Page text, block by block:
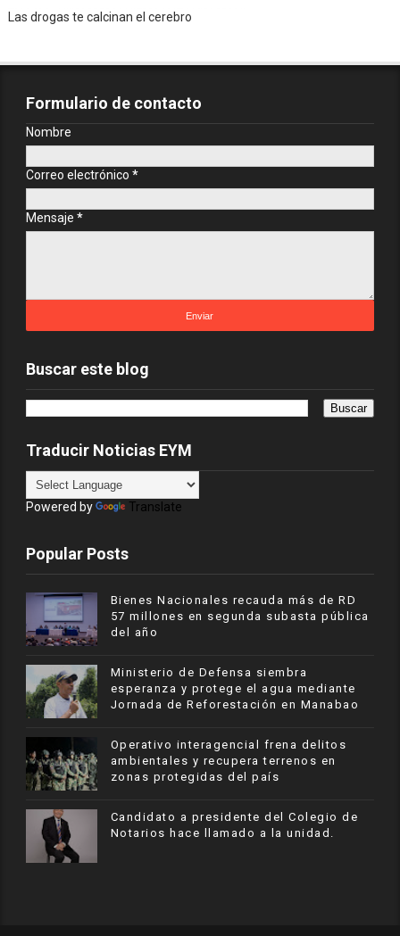
Las drogas te calcinan el cerebro
Formulario de contacto
Nombre
Correo electrónico *
Mensaje *
Buscar este blog
Traducir Noticias EYM
Powered by Translate
Popular Posts
Bienes Nacionales recauda más de RD
57 millones en segunda subasta pública
del año
Ministerio de Defensa siembra
esperanza y protege el agua mediante
Jornada de Reforestación en Manabao
Operativo interagencial frena delitos
ambientales y recupera terrenos en
zonas protegidas del país
Candidato a presidente del Colegio de
Notarios hace llamado a la unidad.